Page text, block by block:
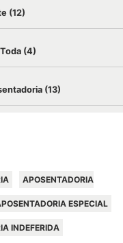
(12)
(4)
(13)
APOSENTADORIA
ESPECIAL
INDEFERIDA